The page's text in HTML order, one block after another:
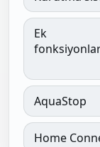
Ek
AquaStop
Home